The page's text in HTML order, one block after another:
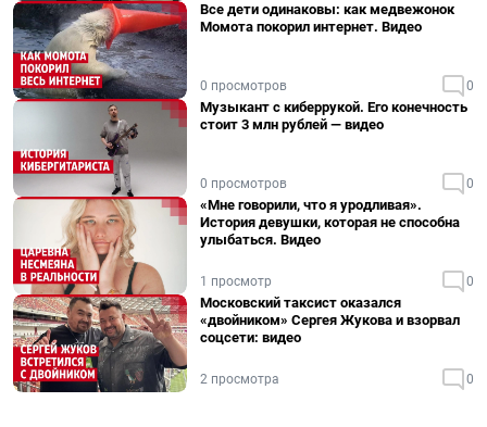
Все дети одинаковы: как медвежонок
Момота покорил интернет. Видео
0 просмотров 0
Музыкант с киберрукой. Его конечность
стоит 3 млн рублей — видео
0 просмотров 0
«Мне говорили, что я уродливая».
История девушки, которая не способна
улыбаться. Видео
1 просмотр 0
Московский таксист оказался
«двойником» Сергея Жукова и взорвал
соцсети: видео
2 просмотра 0